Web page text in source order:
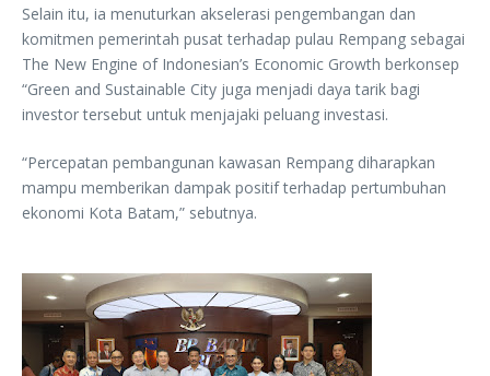
Selain itu, ia menuturkan akselerasi pengembangan dan
komitmen pemerintah pusat terhadap pulau Rempang sebagai
The New Engine of Indonesian’s Economic Growth berkonsep
“Green and Sustainable City juga menjadi daya tarik bagi
investor tersebut untuk menjajaki peluang investasi.
“Percepatan pembangunan kawasan Rempang diharapkan
mampu memberikan dampak positif terhadap pertumbuhan
ekonomi Kota Batam,” sebutnya.